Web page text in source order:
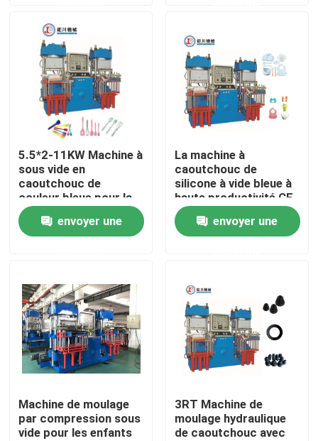
Accueil
A propos de nous
Contacts
Produits
Vidéos
Machine en caoutchouc verticale de moulage par
Machine de moulage par compression de vide
Machine de vulcanisation hydraulique
5.5*2-11KW Machine à
sous vide en
caoutchouc de
couleur bleue pour la
fabrication de
produits de cuisine
envoyer une
La machine à
caoutchouc de
silicone à vide bleue à
haute productivité CE
pour la fabrication de
produits en
caoutchouc de
envoyer une
Machine de moulage
par compression sous
vide pour les enfants
3RT Machine de
moulage hydraulique
de caoutchouc avec